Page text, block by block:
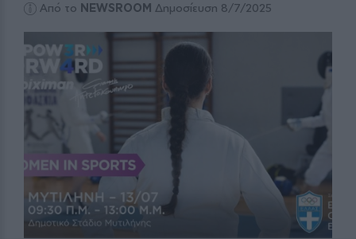
Από το NEWSROOM Δημοσίευση 8/7/2025